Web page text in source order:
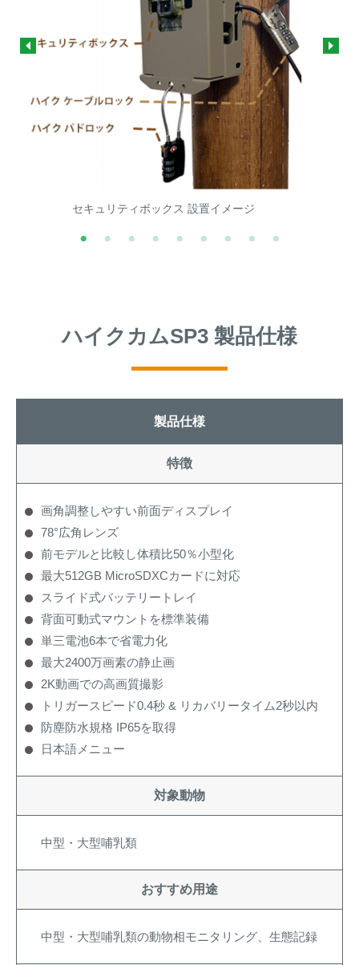
セキュリティボックス 設置イメージ
ハイクカムSP3 製品仕様
製品仕様
特徴
画角調整しやすい前面ディスプレイ
78°広角レンズ
前モデルと比較し体積比50％小型化
最大512GB MicroSDXCカードに対応
スライド式バッテリートレイ
背面可動式マウントを標準装備
単三電池6本で省電力化
最大2400万画素の静止画
2K動画での高画質撮影
トリガースピード0.4秒 & リカバリータイム2秒以内
防塵防水規格 IP65を取得
日本語メニュー
対象動物
中型・大型哺乳類
おすすめ用途
中型・大型哺乳類の動物相モニタリング、生態記録